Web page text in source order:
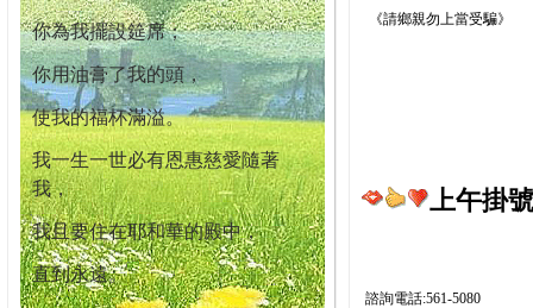
你為我擺設筵席；
你用油膏了我的頭，
使我的福杯滿溢。
我一生一世必有恩惠慈愛隨著
我，
我且要住在耶和華的殿中，
直到永遠。
《請鄉親勿上當受騙》
上午掛
諮詢電話:561-5080